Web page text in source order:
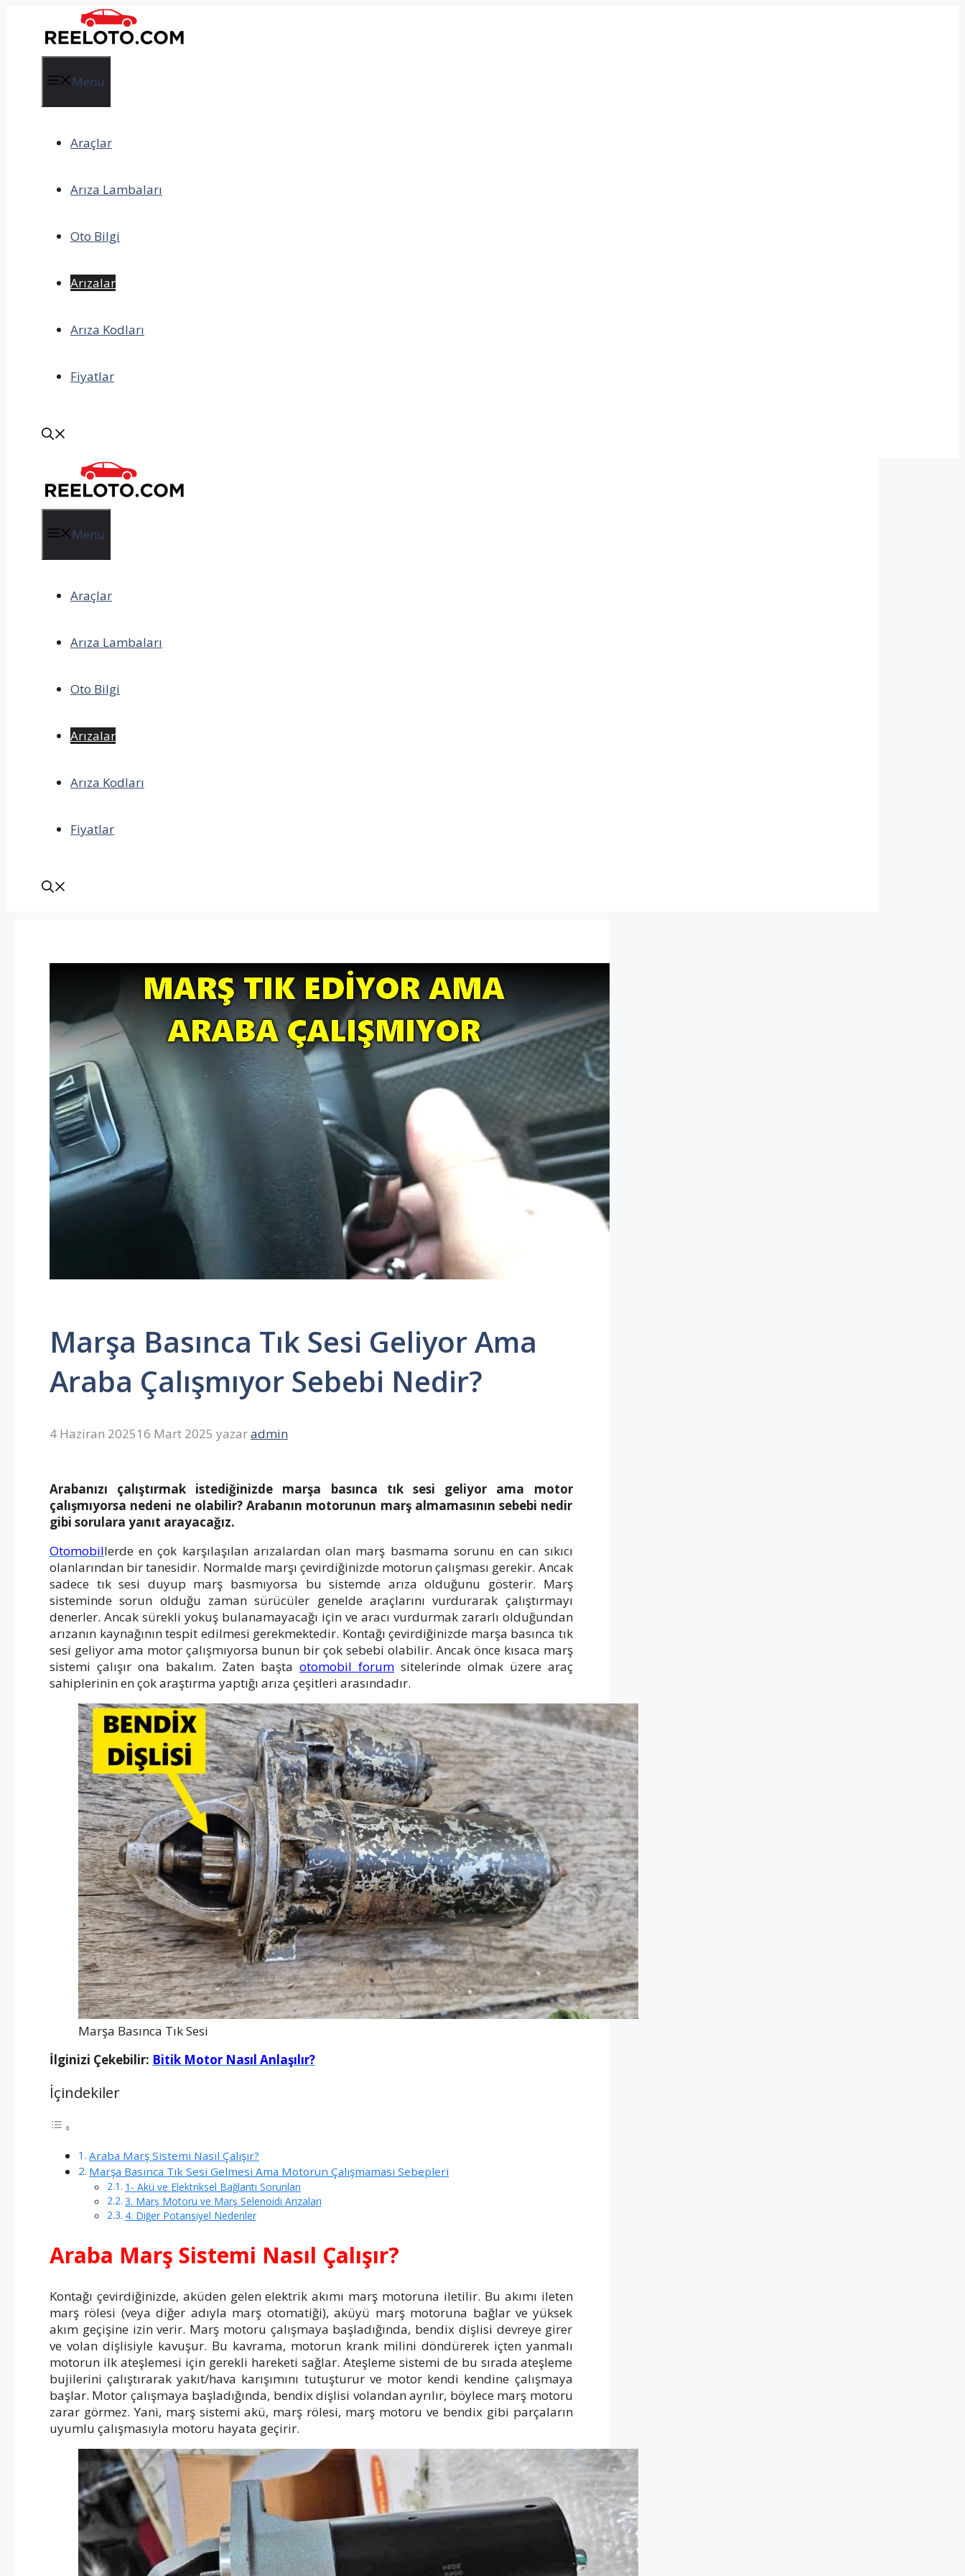
Menu
Araçlar
Arıza Lambaları
Oto Bilgi
Arızalar
Arıza Kodları
Fiyatlar
Menu
Araçlar
Arıza Lambaları
Oto Bilgi
Arızalar
Arıza Kodları
Fiyatlar
Marşa Basınca Tık Sesi Geliyor Ama
Araba Çalışmıyor Sebebi Nedir?
4 Haziran 202516 Mart 2025 yazaradmin
Arabanızı çalıştırmak istediğinizde marşa basınca tık sesi geliyor ama motor
çalışmıyorsa nedeni ne olabilir? Arabanın motorunun marş almamasının sebebi nedir
gibi sorulara yanıt arayacağız.
Otomobillerde en çok karşılaşılan arızalardan olan marş basmama sorunu en can sıkıcı
olanlarından bir tanesidir. Normalde marşı çevirdiğinizde motorun çalışması gerekir. Ancak
sadece tık sesi duyup marş basmıyorsa bu sistemde arıza olduğunu gösterir. Marş
sisteminde sorun olduğu zaman sürücüler genelde araçlarını vurdurarak çalıştırmayı
denerler. Ancak sürekli yokuş bulanamayacağı için ve aracı vurdurmak zararlı olduğundan
arızanın kaynağının tespit edilmesi gerekmektedir. Kontağı çevirdiğinizde marşa basınca tık
sesi geliyor ama motor çalışmıyorsa bunun bir çok sebebi olabilir. Ancak önce kısaca marş
sistemi çalışır ona bakalım. Zaten baştaotomobil forum sitelerinde olmak üzere araç
sahiplerinin en çok araştırma yaptığı arıza çeşitleri arasındadır.
Marşa Basınca Tık Sesi
İlginizi Çekebilir: Bitik Motor Nasıl Anlaşılır?
İçindekiler
Araba Marş Sistemi Nasıl Çalışır?
Marşa Basınca Tık Sesi Gelmesi Ama Motorun Çalışmaması Sebepleri
1- Akü ve Elektriksel Bağlantı Sorunları
3. Marş Motoru ve Marş Selenoidi Arızaları
4. Diğer Potansiyel Nedenler
Araba Marş Sistemi Nasıl Çalışır?
Kontağı çevirdiğinizde, aküden gelen elektrik akımı marş motoruna iletilir. Bu akımı ileten
marş rölesi (veya diğer adıyla marş otomatiği), aküyü marş motoruna bağlar ve yüksek
akım geçişine izin verir. Marş motoru çalışmaya başladığında, bendix dişlisi devreye girer
ve volan dişlisiyle kavuşur. Bu kavrama, motorun krank milini döndürerek içten yanmalı
motorun ilk ateşlemesi için gerekli hareketi sağlar. Ateşleme sistemi de bu sırada ateşleme
bujilerini çalıştırarak yakıt/hava karışımını tutuşturur ve motor kendi kendine çalışmaya
başlar. Motor çalışmaya başladığında, bendix dişlisi volandan ayrılır, böylece marş motoru
zarar görmez. Yani, marş sistemi akü, marş rölesi, marş motoru ve bendix gibi parçaların
uyumlu çalışmasıyla motoru hayata geçirir.